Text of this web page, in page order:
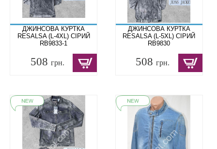
ДЖИНСОВА КУРТКА
RESALSA (L-4XL) СІРИЙ
RB9833-1
508 грн.
ДЖИНСОВА КУРТКА
RESALSA (L-5XL) СІРИЙ
RB9830
508грн.